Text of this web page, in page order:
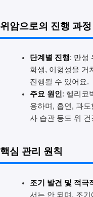
위암으로의 진행 과정
단계별 진행: 만성
화생, 이형성을 거
진행될 수 있어요.
주요 원인: 헬리코
용하며, 흡연, 과
사 습관 등도 위
핵심 관리 원칙
조기 발견 및 적극
서는 안 되며, 조기